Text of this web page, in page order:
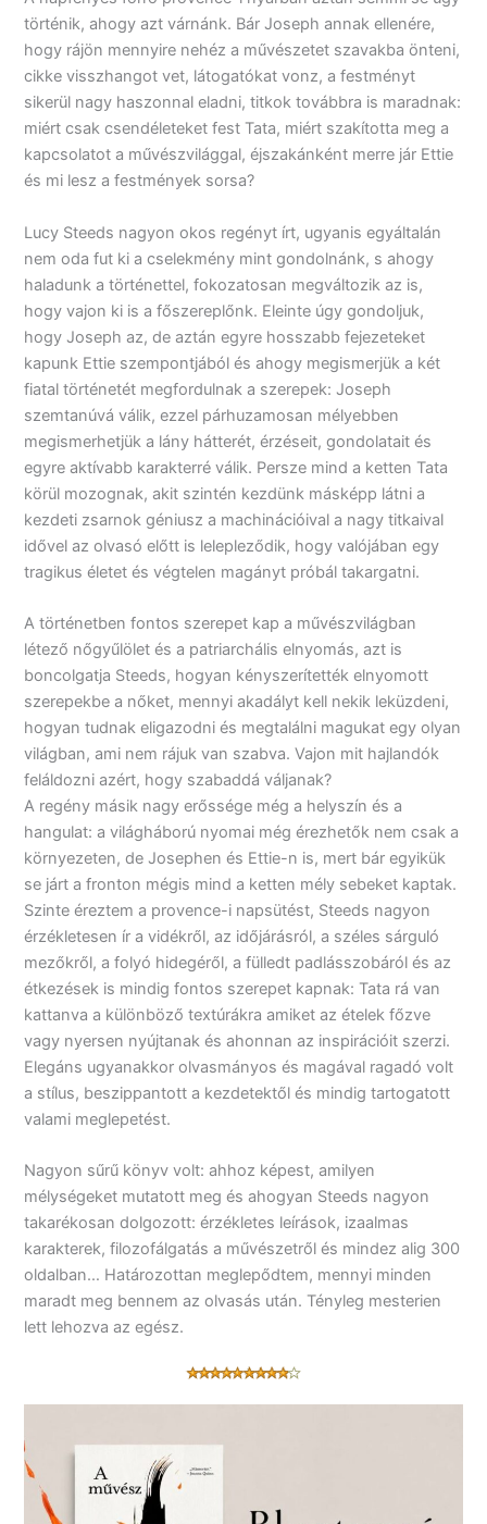
történik, ahogy azt várnánk. Bár Joseph annak ellenére,
hogy rájön mennyire nehéz a művészetet szavakba önteni,
cikke visszhangot vet, látogatókat vonz, a festményt
sikerül nagy haszonnal eladni, titkok továbbra is maradnak:
miért csak csendéleteket fest Tata, miért szakította meg a
kapcsolatot a művészvilággal, éjszakánként merre jár Ettie
és mi lesz a festmények sorsa?
Lucy Steeds nagyon okos regényt írt, ugyanis egyáltalán
nem oda fut ki a cselekmény mint gondolnánk, s ahogy
haladunk a történettel, fokozatosan megváltozik az is,
hogy vajon ki is a főszereplőnk. Eleinte úgy gondoljuk,
hogy Joseph az, de aztán egyre hosszabb fejezeteket
kapunk Ettie szempontjából és ahogy megismerjük a két
fiatal történetét megfordulnak a szerepek: Joseph
szemtanúvá válik, ezzel párhuzamosan mélyebben
megismerhetjük a lány hátterét, érzéseit, gondolatait és
egyre aktívabb karakterré válik. Persze mind a ketten Tata
körül mozognak, akit szintén kezdünk másképp látni a
kezdeti zsarnok géniusz a machinációival a nagy titkaival
idővel az olvasó előtt is lelepleződik, hogy valójában egy
tragikus életet és végtelen magányt próbál takargatni.
A történetben fontos szerepet kap a művészvilágban
létező nőgyűlölet és a patriarchális elnyomás, azt is
boncolgatja Steeds, hogyan kényszerítették elnyomott
szerepekbe a nőket, mennyi akadályt kell nekik leküzdeni,
hogyan tudnak eligazodni és megtalálni magukat egy olyan
világban, ami nem rájuk van szabva. Vajon mit hajlandók
feláldozni azért, hogy szabaddá váljanak?
A regény másik nagy erőssége még a helyszín és a
hangulat: a világháború nyomai még érezhetők nem csak a
környezeten, de Josephen és Ettie-n is, mert bár egyikük
se járt a fronton mégis mind a ketten mély sebeket kaptak.
Szinte éreztem a provence-i napsütést, Steeds nagyon
érzékletesen ír a vidékről, az időjárásról, a széles sárguló
mezőkről, a folyó hidegéről, a fülledt padlásszobáról és az
étkezések is mindig fontos szerepet kapnak: Tata rá van
kattanva a különböző textúrákra amiket az ételek főzve
vagy nyersen nyújtanak és ahonnan az inspirációit szerzi.
Elegáns ugyanakkor olvasmányos és magával ragadó volt
a stílus, beszippantott a kezdetektől és mindig tartogatott
valami meglepetést.
Nagyon sűrű könyv volt: ahhoz képest, amilyen
mélységeket mutatott meg és ahogyan Steeds nagyon
takarékosan dolgozott: érzékletes leírások, izaalmas
karakterek, filozofálgatás a művészetről és mindez alig 300
oldalban… Határozottan meglepődtem, mennyi minden
maradt meg bennem az olvasás után. Tényleg mesterien
lett lehozva az egész.